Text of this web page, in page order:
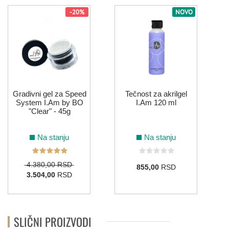
ROZE
212 016
066 026 150
064 099
154 216 008 215 179
-20%
Gradivni gel za Speed
System I.Am by BO
"Clear" - 45g
Na stanju
4.380,00 RSD
3.504,00RSD
NOVO
Tečnost za akrilgel
I.Am 120 ml
Na stanju
855,00RSD
SLIČNI PROIZVODI